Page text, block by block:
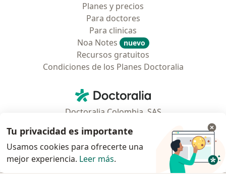
Planes y precios
Para doctores
Para clinicas
Noa Notes
nuevo
Recursos gratuitos
Condiciones de los Planes Doctoralia
Doctoralia - Página de inicio
Doctoralia Colombia, SAS
Municipio: Bogotá D.C., Colombia
Tu privacidad es importante
Usamos cookies para ofrecerte una
mejor experiencia. Leer más.